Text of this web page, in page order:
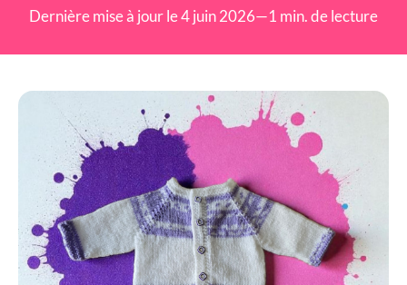
ACTUALITÉS & ÉVÈNEMENTS
FAIRE UN DON
Dernière mise à jour le 4 juin 2026—1 min. de lecture